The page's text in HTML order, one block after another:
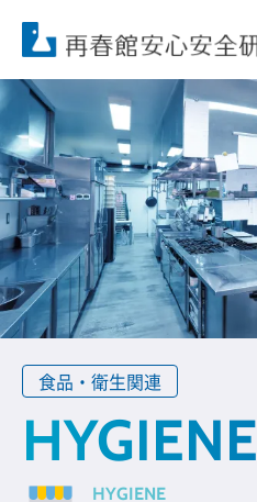
食品・衛生関連
HYGIENE
HYGIENE